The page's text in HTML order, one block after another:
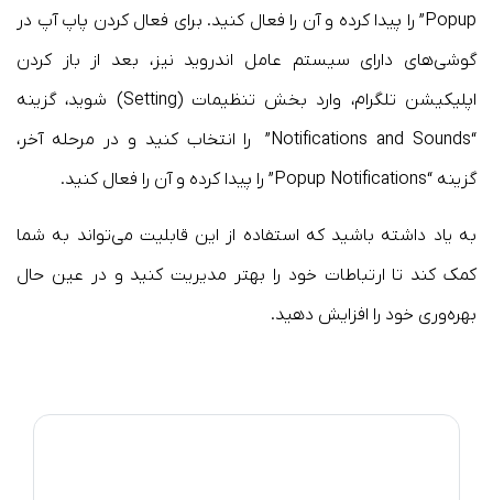
Popup” را پیدا کرده و آن را فعال کنید. برای فعال کردن پاپ آپ در
گوشی‌های دارای سیستم عامل اندروید نیز، بعد از باز کردن
اپلیکیشن تلگرام، وارد بخش تنظیمات (Setting) شوید، گزینه
“Notifications and Sounds” را انتخاب کنید و در مرحله آخر،
گزینه “Popup Notifications” را پیدا کرده و آن را فعال کنید.
به یاد داشته باشید که استفاده از این قابلیت می‌تواند به شما
کمک کند تا ارتباطات خود را بهتر مدیریت کنید و در عین حال
بهره‌وری خود را افزایش دهید.